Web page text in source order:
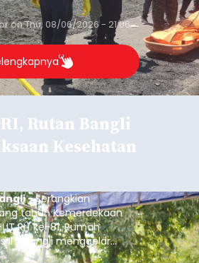
onThu, 08/06/2026 - 21:06
Rutan Bangli
Kesehatan
-Serangkian
tahun Kemerdekaan
RI) ke-81, Rumah
II B Bangli menggelar
kesehatan gratis, Rabu